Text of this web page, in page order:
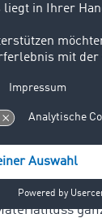
Spedition
alle damit
das